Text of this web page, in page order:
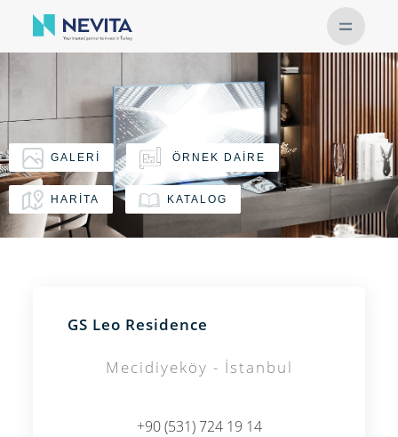
GALERİ ÖRNEK DAİRE
HARİTA KATALOG
GS Leo Residence
Mecidiyeköy - İstanbul
+90 (531) 724 19 14